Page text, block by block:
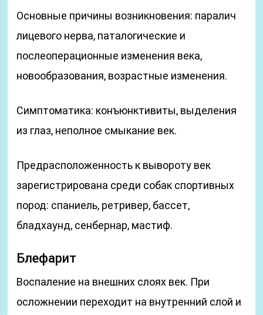
Основные причины возникновения: паралич
лицевого нерва, паталогические и
послеоперационные изменения века,
новообразования, возрастные изменения.
Симптоматика: конъюнктивиты, выделения
из глаз, неполное смыкание век.
Предрасположенность к вывороту век
зарегистрирована среди собак спортивных
пород: спаниель, ретривер, бассет,
бладхаунд, сенбернар, мастиф.
Блефарит
Воспаление на внешних слоях век. При
осложнении переходит на внутренний слой и